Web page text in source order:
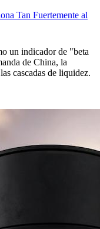
Tan Fuertemente al
un indicador de "beta
de China, la
cascadas de liquidez.